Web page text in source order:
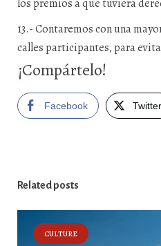
los premios a que tuviera
13.- Contaremos con una
calles participantes, para
¡Compártelo!
Facebook Twitter
Related posts
CULTURE